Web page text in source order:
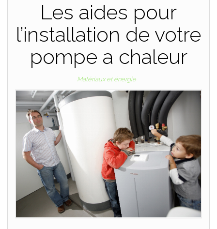
Les aides pour
l’installation de votre
pompe a chaleur
Matériaux et énergie